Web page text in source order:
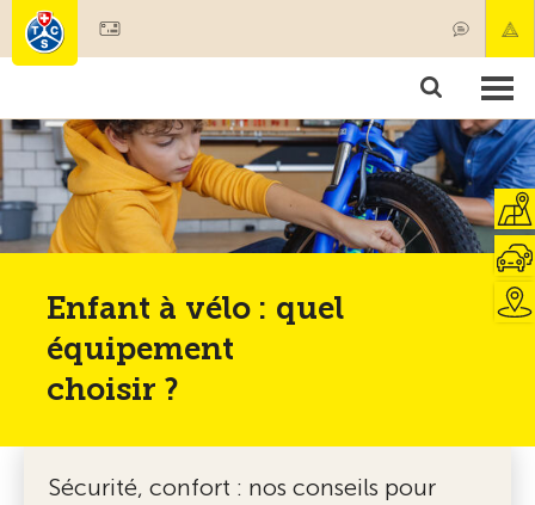
Membres & prestations
Tests, sécurité & santé
Enfant à vélo : quel
équipement
choisir ?
Sécurité, confort : nos conseils pour